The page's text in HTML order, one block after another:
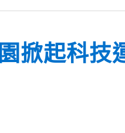
掀起科技